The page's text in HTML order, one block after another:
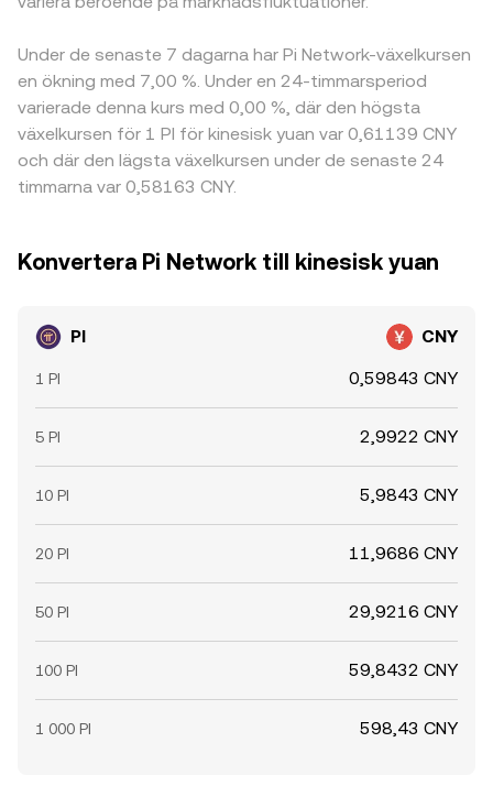
Under de senaste 7 dagarna har Pi Network-växelkursen
en ökning med 7,00 %. Under en 24-timmarsperiod
varierade denna kurs med 0,00 %, där den högsta
växelkursen för 1 PI för kinesisk yuan var 0,61139 CNY
och där den lägsta växelkursen under de senaste 24
timmarna var 0,58163 CNY.
Konvertera Pi Network till kinesisk yuan
PI CNY
1 PI 0,59843 CNY
5 PI 2,9922 CNY
10 PI 5,9843 CNY
20 PI 11,9686 CNY
50 PI 29,9216 CNY
100 PI 59,8432 CNY
1 000 PI 598,43 CNY